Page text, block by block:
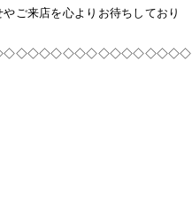
ご来店を心よりお待ちしており